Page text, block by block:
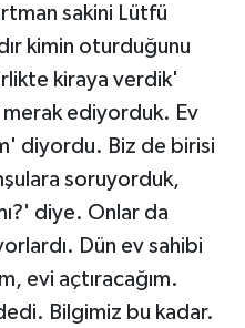
sakini Lütfü
kimin oturduğunu
kiraya verdik'
ediyorduk. Ev
diyordu. Biz de birisi
soruyorduk,
diye. Onlar da
Dün ev sahibi
evi açtıracağım.
Bilgimiz bu kadar.